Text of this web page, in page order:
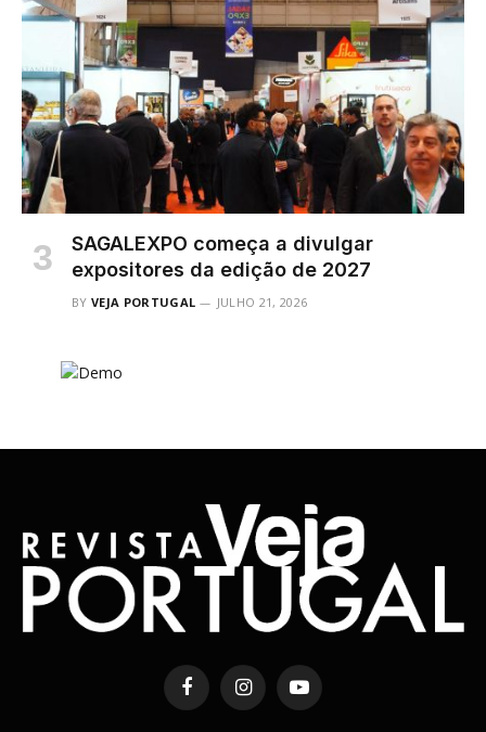
SAGALEXPO começa a divulgar
expositores da edição de 2027
BY VEJA PORTUGAL JULHO 21, 2026
FacebookInstagramYouTube